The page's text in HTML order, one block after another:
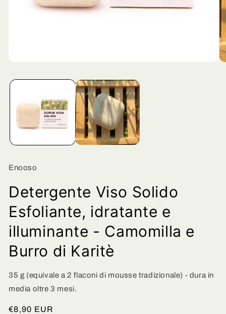
multimediali
finestra
modale
Enooso
Detergente Viso Solido
Esfoliante, idratante e
illuminante - Camomilla e
Burro di Karitè
35 g (equivale a 2 flaconi di mousse tradizionale) - dura in
media oltre 3 mesi.
Prezzo
€8,90 EUR